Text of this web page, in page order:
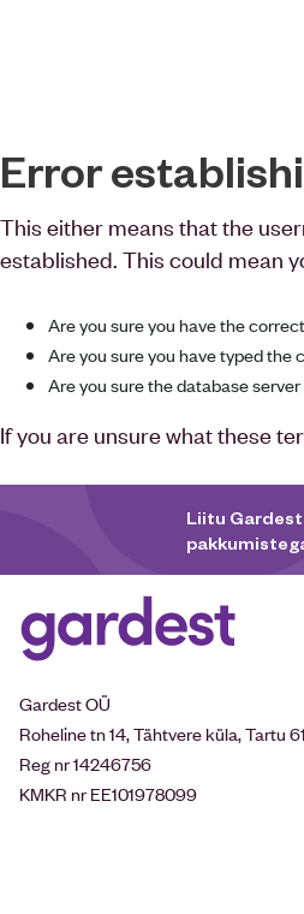
Error
This either means that the
established. This could mean
Are you sure you have the
Are you sure you have typed the
Are you sure the database
If you are unsure what these
Liitu
Gardest OÜ
Roheline tn 14, Tähtvere küla, Tartu
Reg nr 14246756
KMKR nr EE101978099